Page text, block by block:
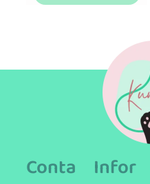
Conta
Infor